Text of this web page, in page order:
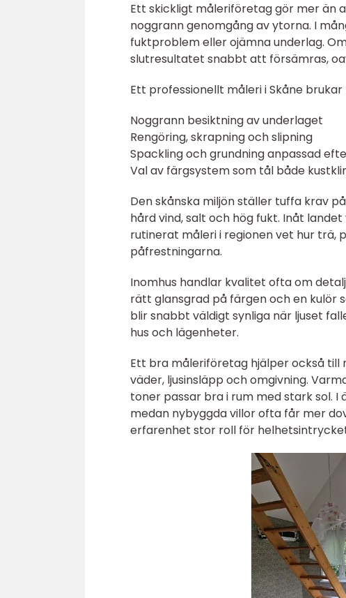
Ett skickligt måleriföretag gör mer
noggrann genomgång av ytorna. I
fuktproblem eller ojämna underlag.
slutresultatet snabbt att försämras,
Ett professionellt måleri i Skåne
Noggrann besiktning av underlaget
Rengöring, skrapning och slipning
Spackling och grundning anpassad
Val av färgsystem som tål både
Den skånska miljön ställer tuffa krav
hård vind, salt och hög fukt. Inåt
rutinerat måleri i regionen vet hur
påfrestningarna.
Inomhus handlar kvalitet ofta om
rätt glansgrad på färgen och en kulör
blir snabbt väldigt synliga när ljuset
hus och lägenheter.
Ett bra måleriföretag hjälper också till
väder, ljusinsläpp och omgivning.
toner passar bra i rum med stark sol.
medan nybyggda villor ofta får mer
erfarenhet stor roll för